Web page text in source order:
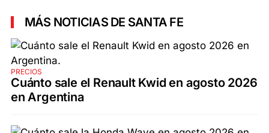
MÁS NOTICIAS DE SANTA FE
PRECIOS
Cuánto sale el Renault Kwid en agosto 2026
en Argentina